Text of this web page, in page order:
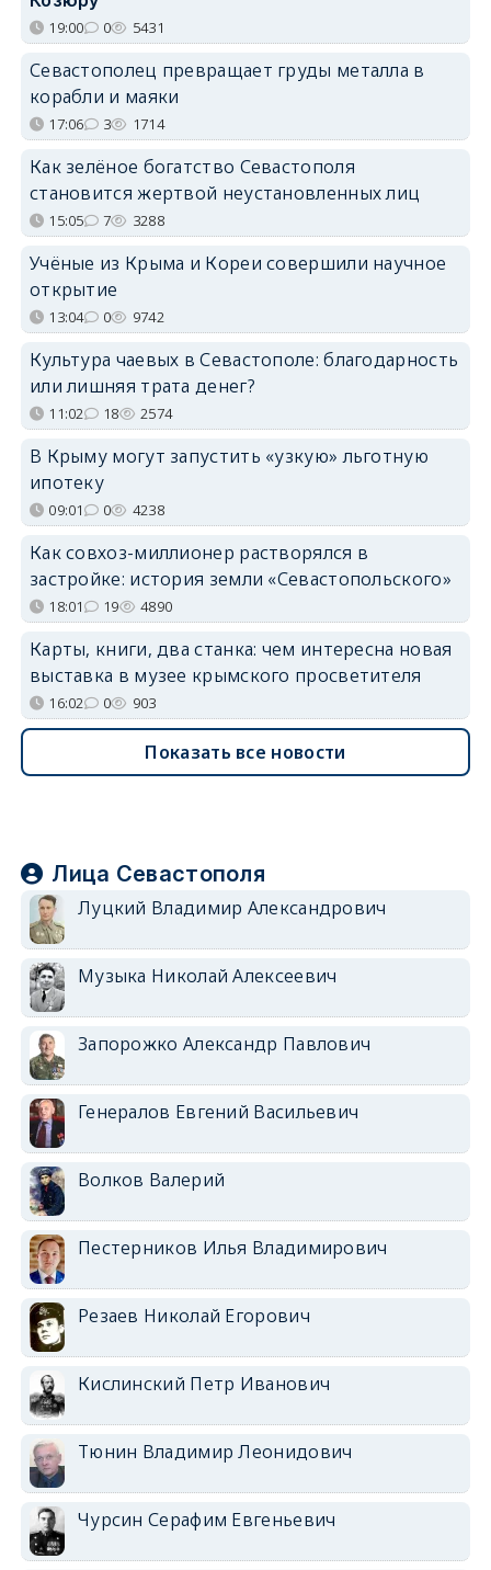
19:00 0 5431
Севастополец превращает груды металла в
корабли и маяки
17:06 3 1714
Как зелёное богатство Севастополя
становится жертвой неустановленных лиц
15:05 7 3288
Учёные из Крыма и Кореи совершили научное
открытие
13:04 0 9742
Культура чаевых в Севастополе: благодарность
или лишняя трата денег?
11:02 18 2574
В Крыму могут запустить «узкую» льготную
ипотеку
09:01 0 4238
Как совхоз-миллионер растворялся в
застройке: история земли «Севастопольского»
18:01 19 4890
Карты, книги, два станка: чем интересна новая
выставка в музее крымского просветителя
16:02 0 903
Показать все новости
Лица Севастополя
Луцкий Владимир Александрович
Музыка Николай Алексеевич
Запорожко Александр Павлович
Генералов Евгений Васильевич
Волков Валерий
Пестерников Илья Владимирович
Резаев Николай Егорович
Кислинский Петр Иванович
Тюнин Владимир Леонидович
Чурсин Серафим Евгеньевич